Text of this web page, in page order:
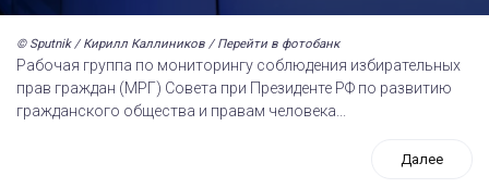
© Sputnik / Кирилл Каллиников / Перейти в фотобанк
Рабочая группа по мониторингу соблюдения избирательных
прав граждан (МРГ) Совета при Президенте РФ по развитию
гражданского общества и правам человека...
Далее